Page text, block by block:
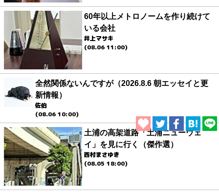
60年以上メトロノームを作り続けて
いる会社
井上マサキ
(08.06 11:00)
全然関係ないんですが（2026.8.6 朝エッセイと更
新情報）
佐伯
(08.06 10:00)
土浦の高架道路「土浦ニューウェ
イ」を見に行く（傑作選）
西村まさゆき
(08.05 18:00)